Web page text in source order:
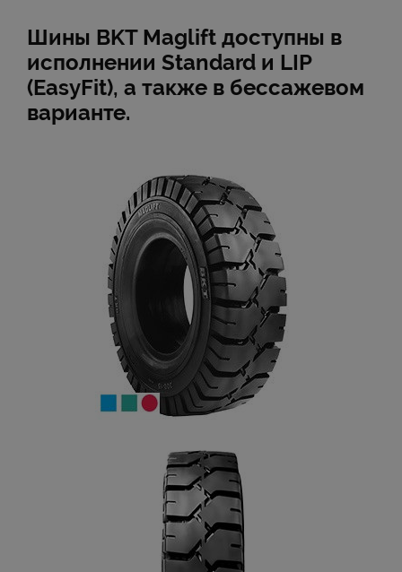
Шины BKT Maglift доступны в
исполнении Standard и LIP
(EasyFit), а также в бессажевом
варианте.